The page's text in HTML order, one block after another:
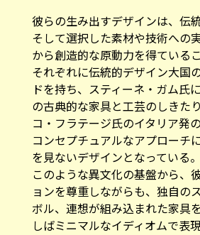
彼らの生み出すデザインは、伝
そして選択した素材や技術への
から創造的な原動力を得ている
それぞれに伝統的デザイン大国
ドを持ち、スティーネ・ガム氏
の古典的な家具と工芸のしきた
コ・フラテージ氏のイタリア発
コンセプチュアルなアプローチ
を見ないデザインとなっている。
このような異文化の基盤から、
ョンを尊重しながらも、独自の
ボル、連想が組み込まれた家具
しばミニマルなイディオムで表